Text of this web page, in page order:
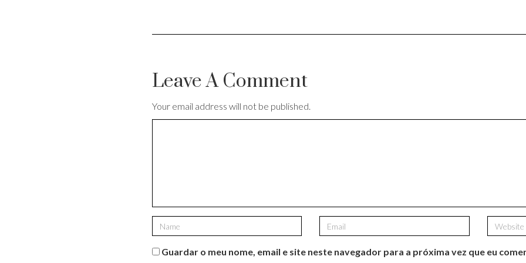
Leave A Comment
Your email address will not be published.
Guardar o meu nome, email e site neste navegador para a próxima vez que eu